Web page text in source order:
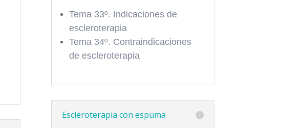
Tema 33º. Indicaciones de
escleroterapia
Tema 34º. Contraindicaciones
de escleroterapia
Escleroterapia con espuma